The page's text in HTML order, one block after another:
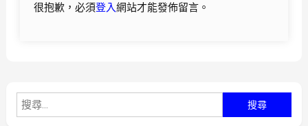
很抱歉，必須登入網站才能發佈留言。
尋